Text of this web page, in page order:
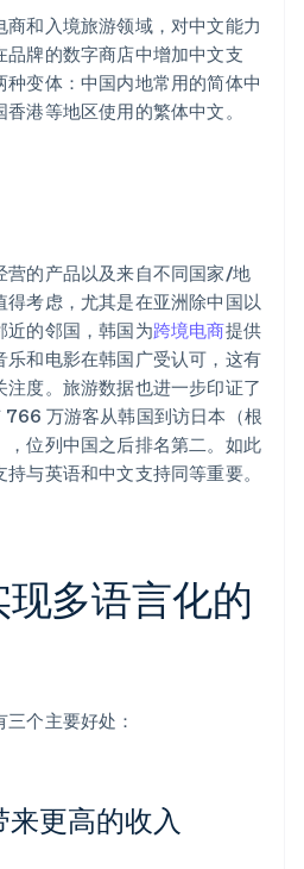
和入境旅游领域，对中文能力
牌的数字商店中增加中文支
变体：中国内地常用的简体中
港等地区使用的繁体中文。
营的产品以及来自不同国家/地
得考虑，尤其是在亚洲除中国以
近的邻国，韩国为跨境电商提供
乐和电影在韩国广受认可，这有
度。旅游数据也进一步印证了
万游客从韩国到访日本（根
，位列中国之后排名第二。如此
与英语和中文支持同等重要。
多语言化的
个主要好处：
更高的收入